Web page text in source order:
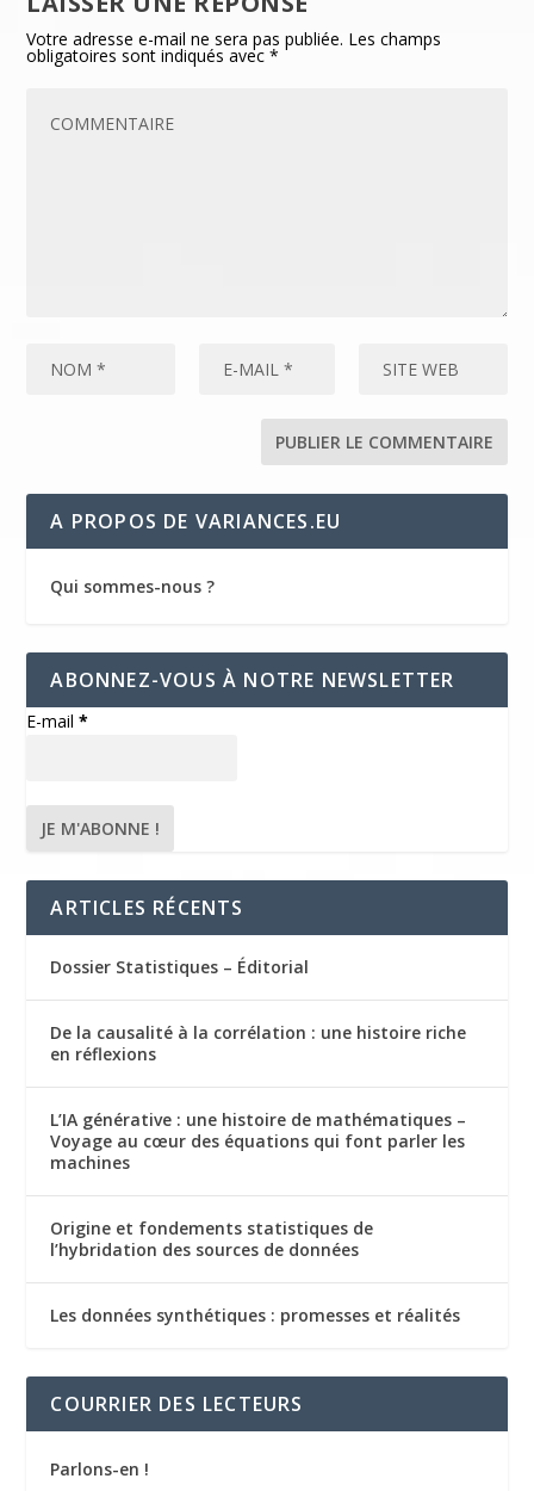
Votre adresse e-mail ne sera pas publiée. Les champs
obligatoires sont indiqués avec*
A PROPOS DE VARIANCES.EU
Qui sommes-nous ?
ABONNEZ-VOUS À NOTRE NEWSLETTER
E-mail*
ARTICLES RÉCENTS
Dossier Statistiques – Éditorial
De la causalité à la corrélation : une histoire riche
en réflexions
L’IA générative : une histoire de mathématiques –
Voyage au cœur des équations qui font parler les
machines
Origine et fondements statistiques de
l’hybridation des sources de données
Les données synthétiques : promesses et réalités
COURRIER DES LECTEURS
Parlons-en !